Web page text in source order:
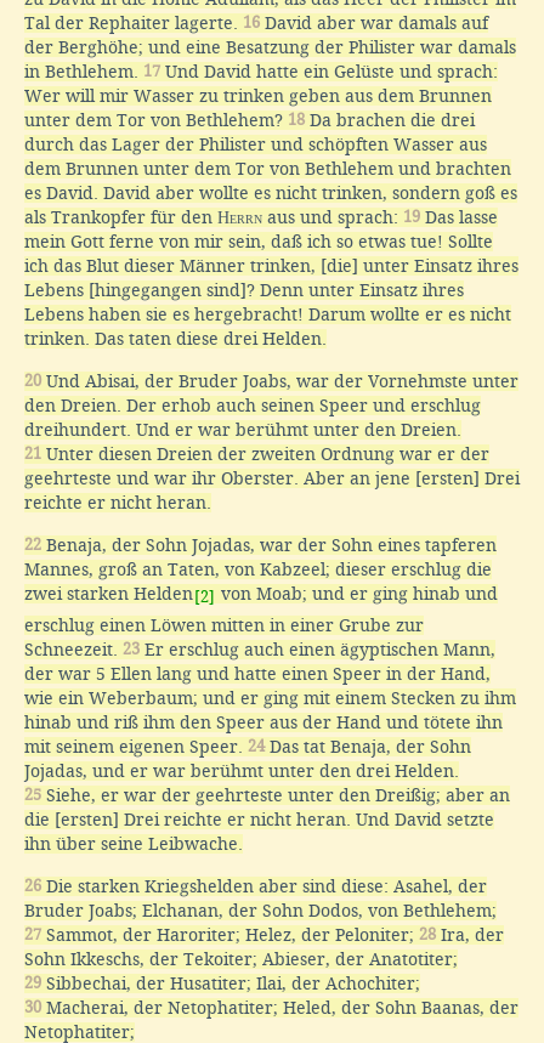
Tal der Rephaiter lagerte. 16 David aber war damals auf
der Berghöhe; und eine Besatzung der Philister war damals
in Bethlehem. 17 Und David hatte ein Gelüste und sprach:
Wer will mir Wasser zu trinken geben aus dem Brunnen
unter dem Tor von Bethlehem? 18 Da brachen die drei
durch das Lager der Philister und schöpften Wasser aus
dem Brunnen unter dem Tor von Bethlehem und brachten
es David. David aber wollte es nicht trinken, sondern goß es
als Trankopfer für den Herrn aus und sprach: 19 Das lasse
mein Gott ferne von mir sein, daß ich so etwas tue! Sollte
ich das Blut dieser Männer trinken, [die] unter Einsatz ihres
Lebens [hingegangen sind]? Denn unter Einsatz ihres
Lebens haben sie es hergebracht! Darum wollte er es nicht
trinken. Das taten diese drei Helden.
20 Und Abisai, der Bruder Joabs, war der Vornehmste unter
den Dreien. Der erhob auch seinen Speer und erschlug
dreihundert. Und er war berühmt unter den Dreien.
21 Unter diesen Dreien der zweiten Ordnung war er der
geehrteste und war ihr Oberster. Aber an jene [ersten] Drei
reichte er nicht heran.
22 Benaja, der Sohn Jojadas, war der Sohn eines tapferen
Mannes, groß an Taten, von Kabzeel; dieser erschlug die
zwei starken Helden [2] von Moab; und er ging hinab und
erschlug einen Löwen mitten in einer Grube zur
Schneezeit. 23 Er erschlug auch einen ägyptischen Mann,
der war 5 Ellen lang und hatte einen Speer in der Hand,
wie ein Weberbaum; und er ging mit einem Stecken zu ihm
hinab und riß ihm den Speer aus der Hand und tötete ihn
mit seinem eigenen Speer. 24Das tat Benaja, der Sohn
Jojadas, und er war berühmt unter den drei Helden.
25 Siehe, er war der geehrteste unter den Dreißig; aber an
die [ersten] Drei reichte er nicht heran. Und David setzte
ihn über seine Leibwache.
26 Die starken Kriegshelden aber sind diese: Asahel, der
Bruder Joabs; Elchanan, der Sohn Dodos, von Bethlehem;
27 Sammot, der Haroriter; Helez, der Peloniter; 28 Ira, der
Sohn Ikkeschs, der Tekoiter; Abieser, der Anatotiter;
29 Sibbechai, der Husatiter; Ilai, der Achochiter;
30 Macherai, der Netophatiter; Heled, der Sohn Baanas, der
Netophatiter;